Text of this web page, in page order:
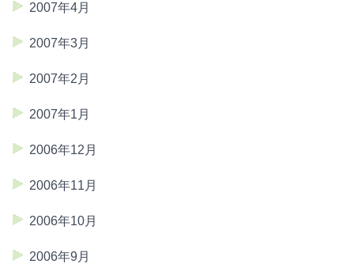
2007年4月
2007年3月
2007年2月
2007年1月
2006年12月
2006年11月
2006年10月
2006年9月